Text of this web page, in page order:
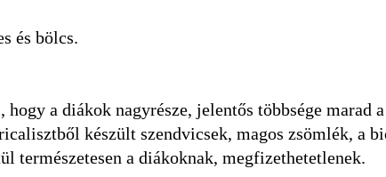
és bölcs.
a diákok nagyrésze, jelentős többsége marad
készült szendvicsek, magos zsömlék, a
természetesen a diákoknak, megfizethetetlenek.